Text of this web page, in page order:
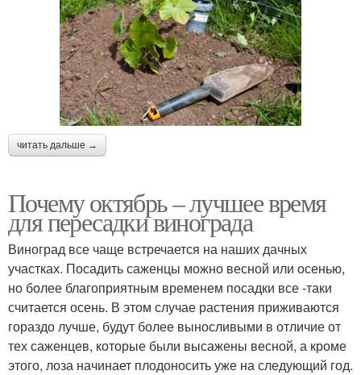
читать дальше →
Почему октябрь – лучшее время
для пересадки винограда
Виноград все чаще встречается на наших дачных
участках. Посадить саженцы можно весной или осенью,
но более благоприятным временем посадки все -таки
считается осень. В этом случае растения приживаются
гораздо лучше, будут более выносливыми в отличие от
тех саженцев, которые были высажены весной, а кроме
этого, лоза начинает плодоносить уже на следующий год.